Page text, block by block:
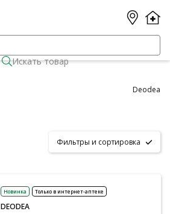
Искать товар
Deodea
Фильтры и сортировка
Новинка Только в интернет-аптеке
DEODEA